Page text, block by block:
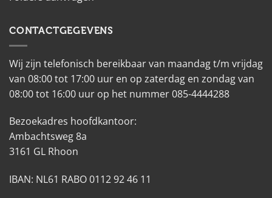
CONTACTGEGEVENS
Wij zijn telefonisch bereikbaar van maandag t/m vrijdag
van 08:00 tot 17:00 uur en op zaterdag en zondag van
08:00 tot 16:00 uur op het nummer 085-4444288
Bezoekadres hoofdkantoor:
Ambachtsweg 8a
3161 GL Rhoon
IBAN: NL61 RABO 0112 92 46 11